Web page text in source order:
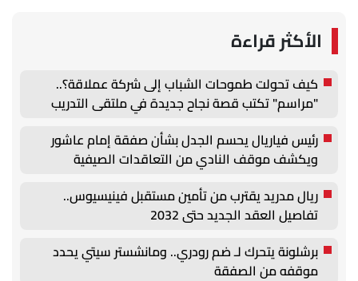
الأكثر قراءة
كيف تحولت طموحات الشباب إلى شركة عملاقة؟..
"مراسم" تكتب قصة نجاح جديدة في ملتقى التدريب
والتوظيف الزراعي الأول بجامعة دمنهور
رئيس فياريال يحسم الجدل بشأن صفقة إمام عاشور
ويكشف موقف النادي من التعاقدات الصيفية
ريال مدريد يقترب من تأمين مستقبل فينيسيوس..
تفاصيل العقد الجديد حتى 2032
برشلونة يتحرك لـ ضم رودري.. ومانشستر سيتي يحدد
موقفه من الصفقة